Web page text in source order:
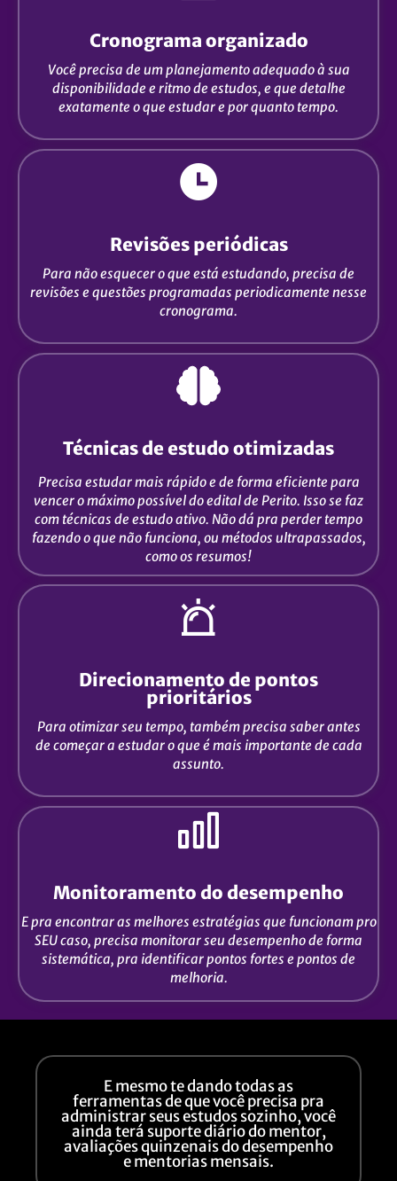
Cronograma organizado
Você precisa de um planejamento adequado à sua
disponibilidade e ritmo de estudos, e que detalhe
exatamente o que estudar e por quanto tempo.
Revisões periódicas
Para não esquecer o que está estudando, precisa de
revisões e questões programadas periodicamente nesse
cronograma.
Técnicas de estudo otimizadas
Precisa estudar mais rápido e de forma eficiente para
vencer o máximo possível do edital de Perito. Isso se faz
com técnicas de estudo ativo. Não dá pra perder tempo
fazendo o que não funciona, ou métodos ultrapassados,
como os resumos!
Direcionamento de pontos
prioritários
Para otimizar seu tempo, também precisa saber antes
de começar a estudar o que é mais importante de cada
assunto.
Monitoramento do desempenho
E pra encontrar as melhores estratégias que funcionam pro
SEU caso, precisa monitorar seu desempenho de forma
sistemática, pra identificar pontos fortes e pontos de
melhoria.
E mesmo te dando todas as
ferramentas de que você precisa pra
administrar seus estudos sozinho, você
ainda terá suporte diário do mentor,
avaliações quinzenais do desempenho
e mentorias mensais.